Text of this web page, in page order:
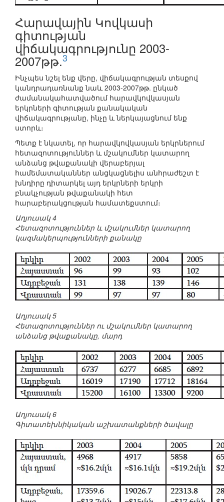
Հարավային Կովկասի
գիտության
վիճակագրությունը 2003-
2007թթ.3
Ինչպես նշել ենք վերը, վիճակագրության տեսքով
կանդրադառնանք նաև 2003-2007թթ. ընկած
ժամանակահատվածում հարավկովկասյան
երկրների գիտության քանակական
վիճակագրությանը, ինչը և ներկայացնում ենք
ստորև։
Պետք է նկատել, որ հարավկովկասյան երկրներում
հետազոտություններ և մշակումներ կատարող
անձանց թվաքանակի վերաբերյալ
համեմատականներ անցկացնելիս անհրաժեշտ է
խնդիրը դիտարկել այդ երկրների երկրի
բնակչության թվաքանակի հետ
հարաբերակցության համատեքստում։
Աղյուսակ 4
Հետազոտություններ և մշակումներ կատարող
կազմակերպությունների քանակը
Աղյուսակ 5
Հետազոտություններ ու մշակումներ կատարող
անձանց թվաքանակը, մարդ
Աղյուսակ 6
Գիտատեխնիկական աշխատանքների ծավալը